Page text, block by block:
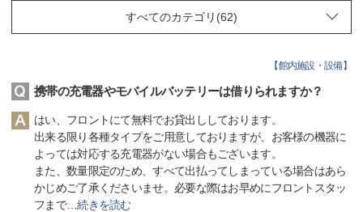
【館内施設・設備】
携帯の充電器やモバイルバッテリーは借りられますか？
はい、フロントにて無料でお貸出ししております。
出来る限り各種タイプをご用意しておりますが、お客様の機器に
よっては対応する充電器がない場合もございます。
また、数量限定のため、すべて出払ってしまっている場合はあら
かじめご了承くださいませ。必要な際はお早めにフロントスタッ
フまで…続きを読む